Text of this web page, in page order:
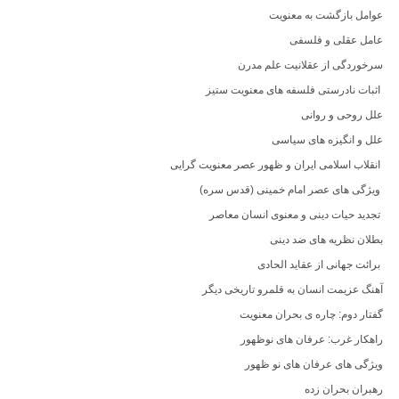
عوامل بازگشت به معنویت
عامل عقلی و فلسفی
سرخوردگی از عقلانیت علم مدرن
اثبات نادرستی فلسفه های معنويت ستیز
علل روحی و روانی
علل و انگیزه های سیاسی
انقلاب اسلامی ایران و ظهور عصر معنویت گرایی
ویژگی های عصر امام خمینی (قدس سره)
تجدید حیات دینی و معنوی انسان معاصر
بطلان نظریه های ضد دینی
برائت جهانی از عقاید الحادی
آهنگ عزیمت انسان به قلمرو تاریخی دیگر
گفتار دوم: چاره ی بحران معنویت
راهکار غرب: عرفان های نوظهور
ویژگی های عرفان های نو ظهور
رهبران بحران زده